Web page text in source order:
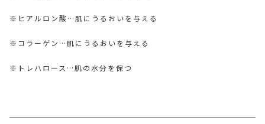
※ヒアルロン酸…肌にうるおいを与える
※コラーゲン…肌にうるおいを与える
※トレハロース…肌の水分を保つ